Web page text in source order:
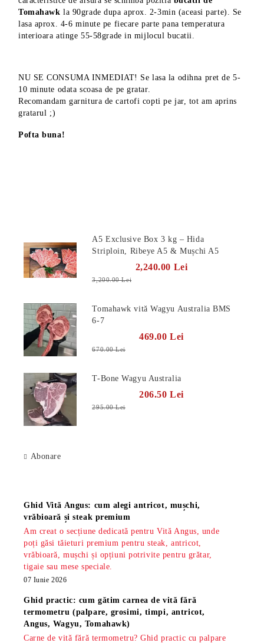
Tomahawk la 90grade dupa aprox. 2-3min (aceasi parte). Se
lasa aprox. 4-6 minute pe fiecare parte pana temperatura
interioara atinge 55-58grade in mijlocul bucatii.
NU SE CONSUMA INMEDIAT! Se lasa la odihna pret de 5-
10 minute odata scoasa de pe gratar.
Recomandam garnitura de cartofi copti pe jar, tot am aprins
gratarul ;)
Pofta buna!
A5 Exclusive Box 3 kg – Hida
Striploin, Ribeye A5 & Mușchi A5
2,240.00 Lei
3,200.00 Lei
Tomahawk vită Wagyu Australia BMS
6-7
469.00 Lei
670.00 Lei
T-Bone Wagyu Australia
206.50 Lei
295.00 Lei
Abonare
Ghid Vită Angus: cum alegi antricot, mușchi,
vrăbioară și steak premium
Am creat o secțiune dedicată pentru Vită Angus, unde
poți găsi tăieturi premium pentru steak, antricot,
vrăbioară, mușchi și opțiuni potrivite pentru grătar,
tigaie sau mese speciale.
07 Iunie 2026
Ghid practic: cum gătim carnea de vită fără
termometru (palpare, grosimi, timpi, antricot,
Angus, Wagyu, Tomahawk)
Carne de vită fără termometru? Ghid practic cu palpare